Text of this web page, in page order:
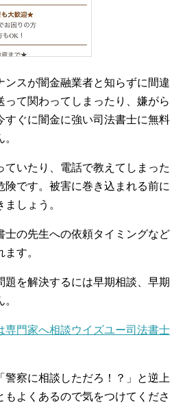
ンスが闇金融業者と知らずに間違
って関わってしまったり、嫌がら
すぐに闇金に強い司法書士に無料
ていたり、電話で教えてしまった
険です。被害に巻き込まれる前に
しょう。
士の先生への依頼タイミングなど
す。
題を解決するには早期相談、早期
専門家へ相談ウイズユー司法書士
警察に相談しただろ！？」と逆上
もよくあるので気をつけてくださ